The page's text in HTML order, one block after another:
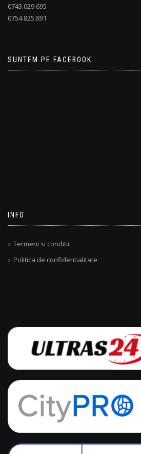
0743.029.695
0754.825.891
SUNTEM PE FACEBOOK
INFO
Termeni si conditii
Politica de confidentialitate